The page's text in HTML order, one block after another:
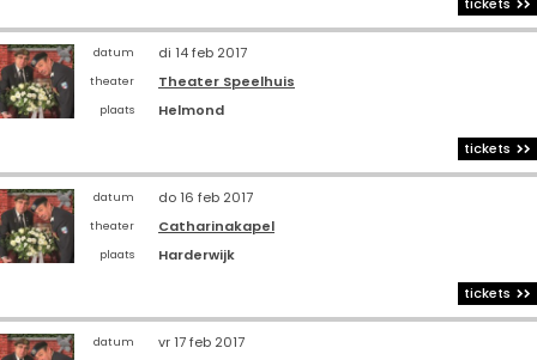
datum di 14 feb 2017
theater Theater Speelhuis
plaats
Helmond
tickets
datum do 16 feb 2017
theater Catharinakapel
plaats
Harderwijk
tickets
datum vr 17 feb 2017